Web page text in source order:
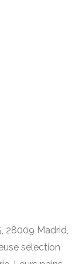
28009 Madrid,
sélection